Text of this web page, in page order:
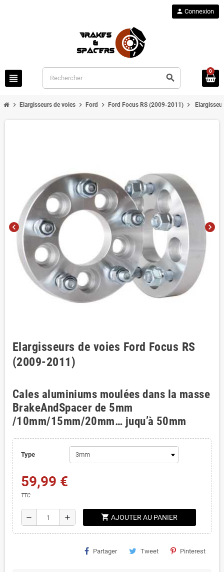
view_headline search
person Connexion
0
chevron_right Elargisseurs de voies chevron_right Ford chevron_right Ford Focus RS (2009-2011) chevron_right
chevron_left chevron_right
Elargisseurs de voies Ford Focus RS
(2009-2011)
Cales aluminiums moulées dans la masse
BrakeAndSpacer de 5mm
/10mm/15mm/20mm… juqu’à 50mm
Type
59,99 €
TTC
remove add shopping_cart AJOUTER AU PANIER
Partager Tweet Pinterest